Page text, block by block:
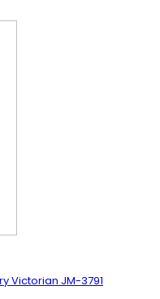
Victorian JM-3791